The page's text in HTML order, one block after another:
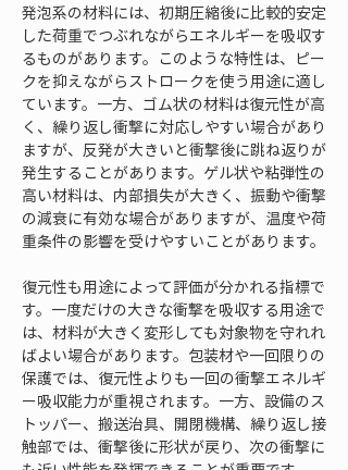
発泡系の材料には、初期圧縮後に比較的安定
した荷重でつぶれながらエネルギーを吸収す
るものがあります。このような特性は、ピー
クを抑えながらストロークを使う用途に適し
ています。一方、ゴム状の材料は復元性が高
く、繰り返し衝撃に対応しやすい場合があり
ますが、反発が大きいと衝撃後に跳ね返りが
発生することがあります。ゲル状や粘弾性の
高い材料は、内部損失が大きく、振動や衝撃
の減衰に有効な場合がありますが、温度や荷
重条件の影響を受けやすいことがあります。
復元性も用途によって評価が分かれる指標で
す。一度だけの大きな衝撃を吸収する用途で
は、材料が大きく変形しても対象物を守れれ
ばよい場合があります。包装材や一回限りの
保護では、復元性よりも一回の衝撃エネルギ
ー吸収能力が重視されます。一方、設備のス
トッパー、搬送治具、開閉機構、繰り返し接
触部では、衝撃後に形状が戻り、次の衝撃に